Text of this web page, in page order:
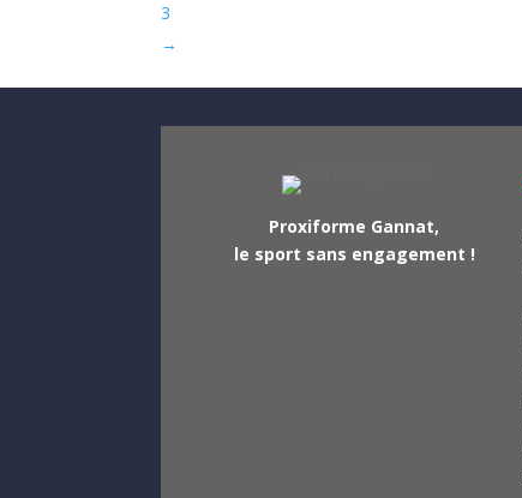
3
→
Proxiforme Gannat,
le sport sans engagement !